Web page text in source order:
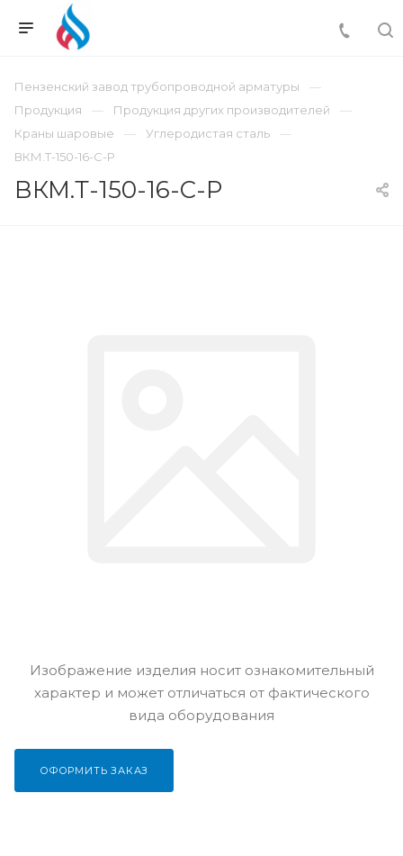
Пензенский завод трубопроводной арматуры
Продукция
Продукция других производителей
Краны шаровые
Углеродистая сталь
ВКМ.Т-150-16-С-Р
ВКМ.Т-150-16-С-Р
Изображение изделия носит ознакомительный
характер и может отличаться от фактического
вида оборудования
ОФОРМИТЬ ЗАКАЗ